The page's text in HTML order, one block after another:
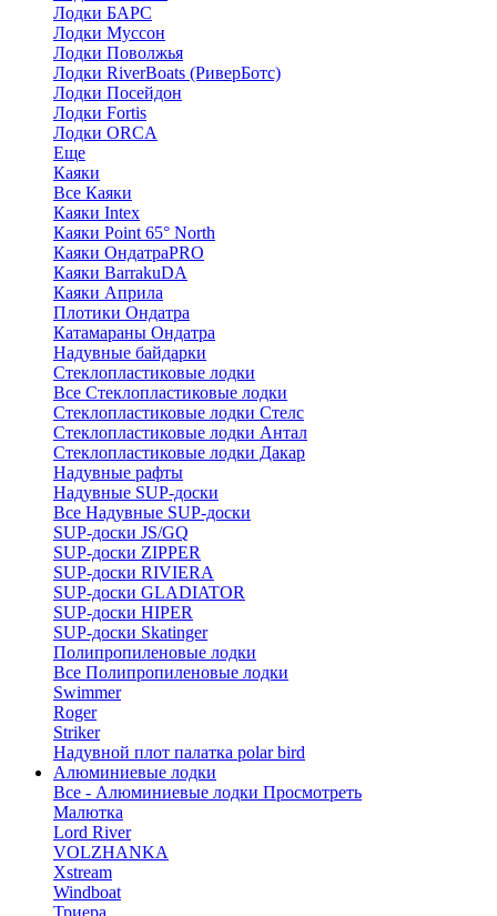
Лодки БАРС
Лодки Муссон
Лодки Поволжья
Лодки RiverBoats (РиверБотс)
Лодки Посейдон
Лодки Fortis
Лодки ORCA
Еще
Каяки
Все Каяки
Каяки Intex
Каяки Point 65° North
Каяки ОндатраPRO
Каяки BarrakuDA
Каяки Априла
Плотики Ондатра
Катамараны Ондатра
Надувные байдарки
Стеклопластиковые лодки
Все Стеклопластиковые лодки
Стеклопластиковые лодки Стелс
Стеклопластиковые лодки Антал
Стеклопластиковые лодки Дакар
Надувные рафты
Надувные SUP-доски
Все Надувные SUP-доски
SUP-доски JS/GQ
SUP-доски ZIPPER
SUP-доски RIVIERA
SUP-доски GLADIATOR
SUP-доски HIPER
SUP-доски Skatinger
Полипропиленовые лодки
Все Полипропиленовые лодки
Swimmer
Roger
Striker
Надувной плот палатка polar bird
Алюминиевые лодки
Все - Алюминиевые лодки Просмотреть
Малютка
Lord River
VOLZHANKA
Xstream
Windboat
Триера